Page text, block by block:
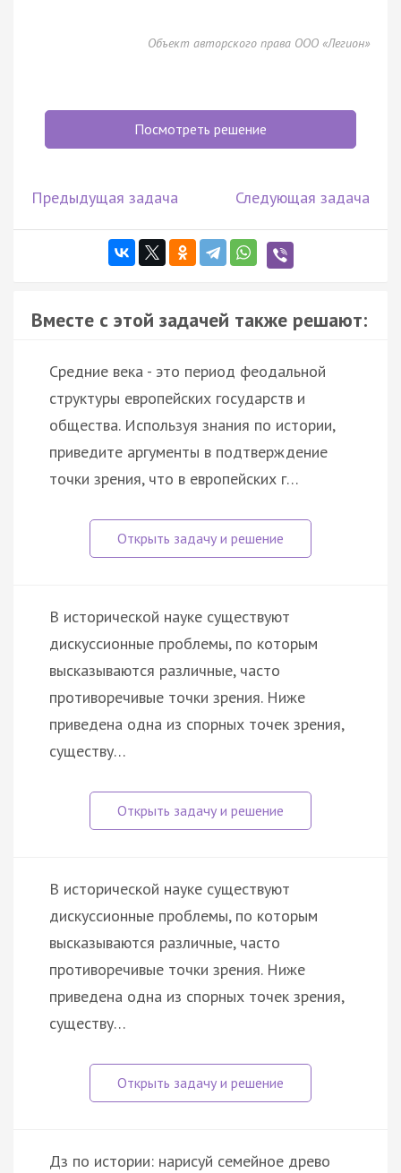
Объект авторского права ООО «Легион»
Посмотреть решение
Предыдущая задача Следующая задача
Вместе с этой задачей также решают:
Средние века - это период феодальной
структуры европейских государств и
общества. Используя знания по истории,
приведите аргументы в подтверждение
точки зрения, что в европейских г…
В исторической науке существуют
дискуссионные проблемы, по которым
высказываются различные, часто
противоречивые точки зрения. Ниже
приведена одна из спорных точек зрения,
существу…
В исторической науке существуют
дискуссионные проблемы, по которым
высказываются различные, часто
противоречивые точки зрения. Ниже
приведена одна из спорных точек зрения,
существу…
Дз по истории: нарисуй семейное древо